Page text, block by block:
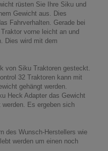
rüsten Sie Ihre Siku und
Gewicht aus. Dies
Fahrverhalten. Gerade bei
vorne leicht an und
Dies wird mit dem
von Siku Traktoren gesteckt.
32 Traktoren kann mit
gehängt werden.
Heck Adapter das Gewicht
Es ergeben sich
des Wunsch-Herstellers wie
werden um einen noch